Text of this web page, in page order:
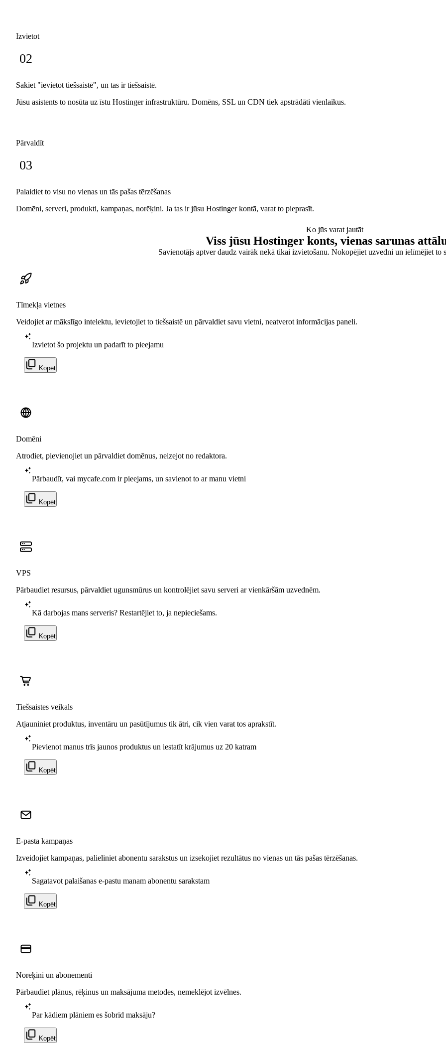
Izvietot
02
Sakiet "ievietot tiešsaistē", un tas ir tiešsaistē.
Jūsu asistents to nosūta uz īstu Hostinger infrastruktūru. Domēns, SSL un CDN tiek apstrādāti vienlaikus.
Pārvaldīt
03
Palaidiet to visu no vienas un tās pašas tērzēšanas
Domēni, serveri, produkti, kampaņas, norēķini. Ja tas ir jūsu Hostinger kontā, varat to pieprasīt.
Ko jūs varat jautāt
Viss jūsu Hostinger konts, vienas sarunas
Savienotājs aptver daudz vairāk nekā tikai izvietošanu. Nokopējiet uzvedni un ielīmējiet to
Tīmekļa vietnes
Veidojiet ar mākslīgo intelektu, ievietojiet to tiešsaistē un pārvaldiet savu vietni, neatverot informācijas paneli.
Izvietot šo projektu un padarīt to pieejamu
Kopēt
Domēni
Atrodiet, pievienojiet un pārvaldiet domēnus, neizejot no redaktora.
Pārbaudīt, vai mycafe.com ir pieejams, un savienot to ar manu vietni
Kopēt
VPS
Pārbaudiet resursus, pārvaldiet ugunsmūrus un kontrolējiet savu serveri ar vienkāršām uzvednēm.
Kā darbojas mans serveris? Restartējiet to, ja nepieciešams.
Kopēt
Tiešsaistes veikals
Atjauniniet produktus, inventāru un pasūtījumus tik ātri, cik vien varat tos aprakstīt.
Pievienot manus trīs jaunos produktus un iestatīt krājumus uz 20 katram
Kopēt
E-pasta kampaņas
Izveidojiet kampaņas, palieliniet abonentu sarakstus un izsekojiet rezultātus no vienas un tās pašas tērzēšanas.
Sagatavot palaišanas e-pastu manam abonentu sarakstam
Kopēt
Norēķini un abonementi
Pārbaudiet plānus, rēķinus un maksājuma metodes, nemeklējot izvēlnes.
Par kādiem plāniem es šobrīd maksāju?
Kopēt